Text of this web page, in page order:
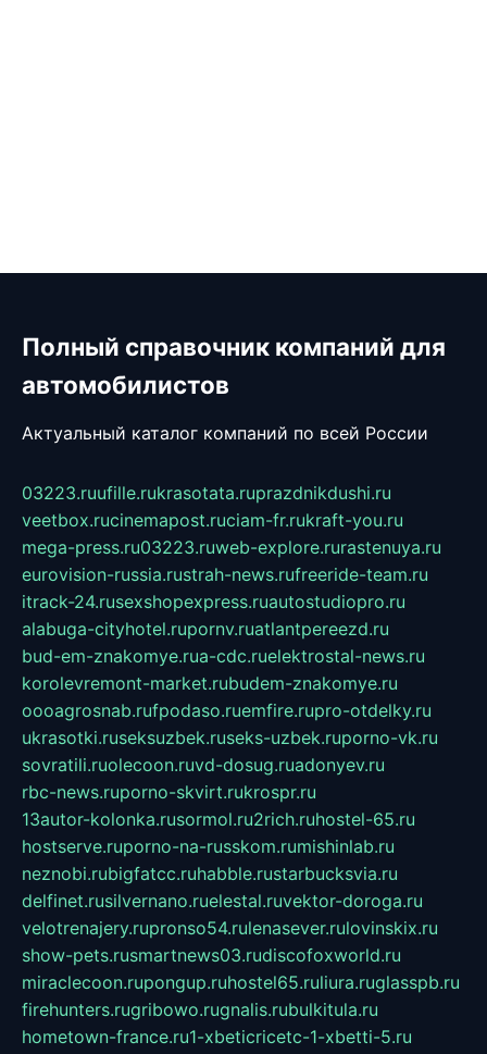
Полный справочник компаний для
автомобилистов
Актуальный каталог компаний по всей России
03223.ruufille.rukrasotata.ruprazdnikdushi.ru
veetbox.rucinemapost.ruciam-fr.rukraft-you.ru
mega-press.ru03223.ruweb-explore.rurastenuya.ru
eurovision-russia.rustrah-news.rufreeride-team.ru
itrack-24.rusexshopexpress.ruautostudiopro.ru
alabuga-cityhotel.rupornv.ruatlantpereezd.ru
bud-em-znakomye.rua-cdc.ruelektrostal-news.ru
korolevremont-market.rubudem-znakomye.ru
oooagrosnab.rufpodaso.ruemfire.rupro-otdelky.ru
ukrasotki.ruseksuzbek.ruseks-uzbek.ruporno-vk.ru
sovratili.ruolecoon.ruvd-dosug.ruadonyev.ru
rbc-news.ruporno-skvirt.rukrospr.ru
13autor-kolonka.rusormol.ru2rich.ruhostel-65.ru
hostserve.ruporno-na-russkom.rumishinlab.ru
neznobi.rubigfatcc.ruhabble.rustarbucksvia.ru
delfinet.rusilvernano.ruelestal.ruvektor-doroga.ru
velotrenajery.rupronso54.rulenasever.rulovinskix.ru
show-pets.rusmartnews03.rudiscofoxworld.ru
miraclecoon.rupongup.ruhostel65.ruliura.ruglasspb.ru
firehunters.rugribowo.rugnalis.rubulkitula.ru
hometown-france.ru1-xbeticricetc-1-xbetti-5.ru